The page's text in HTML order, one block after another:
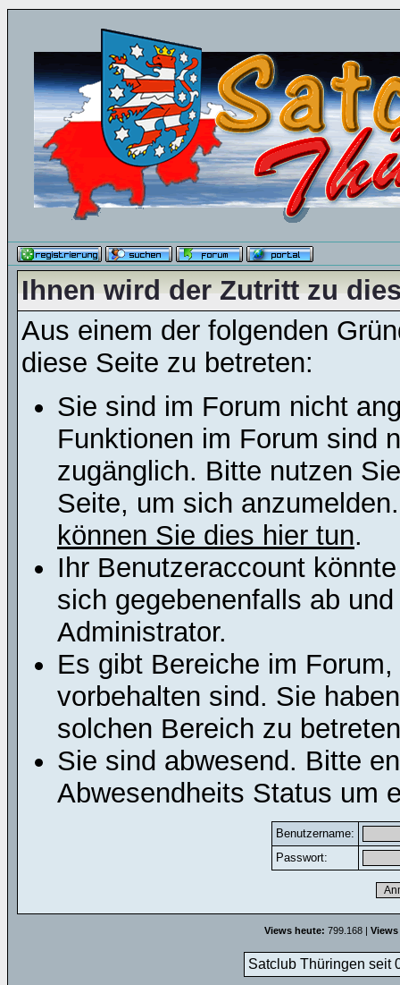
Ihnen wird der Zutritt zu
Aus einem der folgenden
diese Seite zu betreten:
Sie sind im Forum nicht
Funktionen im Forum sind
zugänglich. Bitte nutzen
Seite, um sich
können Sie dies hier tun.
Ihr Benutzeraccount
sich gegebenenfalls ab
Administrator.
Es gibt Bereiche im
vorbehalten sind. Sie
solchen Bereich zu
Sie sind abwesend. Bitte
Abwesendheits Status um
Benutzername:
Passwort:
Views heute: 799.168 |
Satclub Thüringen seit